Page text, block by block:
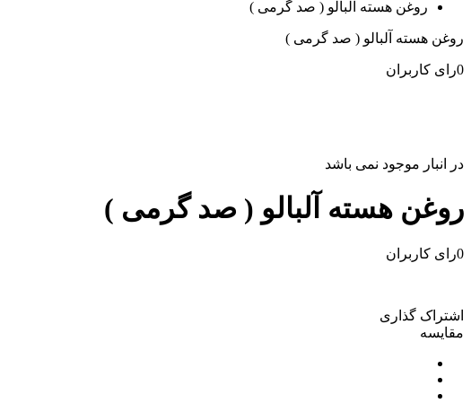
روغن هسته آلبالو ( صد گرمی )
روغن هسته آلبالو ( صد گرمی )
0رای کاربران
در انبار موجود نمی باشد
روغن هسته آلبالو ( صد گرمی )
0رای کاربران
اشتراک گذاری
مقایسه